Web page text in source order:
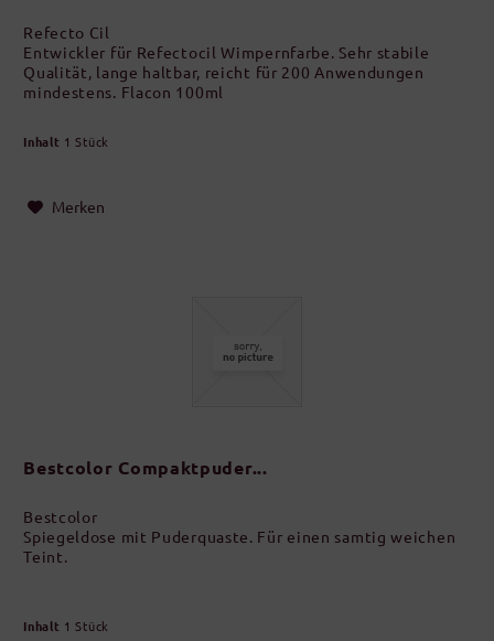
Refecto Cil
Entwickler für Refectocil Wimpernfarbe. Sehr stabile
Qualität, lange haltbar, reicht für 200 Anwendungen
mindestens. Flacon 100ml
Inhalt 1 Stück
Merken
Bestcolor Compaktpuder...
Bestcolor
Spiegeldose mit Puderquaste. Für einen samtig weichen
Teint.
Inhalt 1 Stück